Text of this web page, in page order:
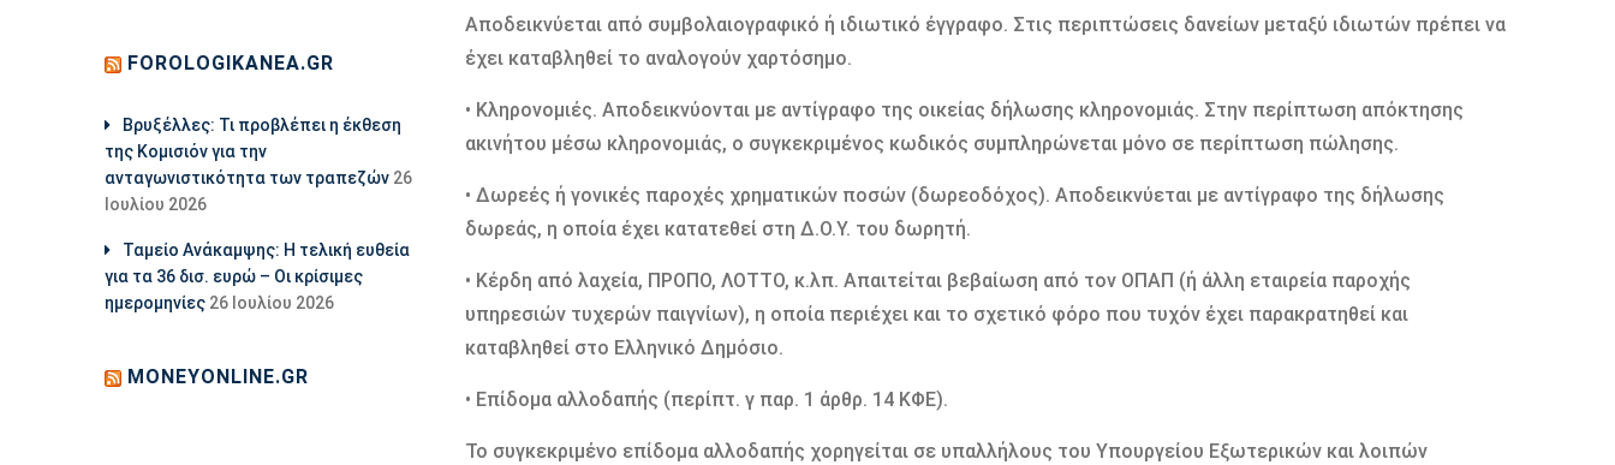
Αποδεικνύεται από συμβολαιογραφικό ή ιδιωτικό έγγραφο. Στις περιπτώσεις δανείων μεταξύ ιδιωτών πρέπει να
έχει καταβληθεί το αναλογούν χαρτόσημο.
• Κληρονομιές. Αποδεικνύονται με αντίγραφο της οικείας δήλωσης κληρονομιάς. Στην περίπτωση απόκτησης
ακινήτου μέσω κληρονομιάς, ο συγκεκριμένος κωδικός συμπληρώνεται μόνο σε περίπτωση πώλησης.
• Δωρεές ή γονικές παροχές χρηματικών ποσών (δωρεοδόχος). Αποδεικνύεται με αντίγραφο της δήλωσης
δωρεάς, η οποία έχει κατατεθεί στη Δ.Ο.Υ. του δωρητή.
• Κέρδη από λαχεία, ΠΡΟΠΟ, ΛΟΤΤΟ, κ.λπ. Απαιτείται βεβαίωση από τον ΟΠΑΠ (ή άλλη εταιρεία παροχής
υπηρεσιών τυχερών παιγνίων), η οποία περιέχει και το σχετικό φόρο που τυχόν έχει παρακρατηθεί και
καταβληθεί στο Ελληνικό Δημόσιο.
• Επίδομα αλλοδαπής (περίπτ. γ παρ. 1 άρθρ. 14 ΚΦΕ).
Το συγκεκριμένο επίδομα αλλοδαπής χορηγείται σε υπαλλήλους του Υπουργείου Εξωτερικών και λοιπών
FOROLOGIKANEA.GR
Βρυξέλλες: Τι προβλέπει η έκθεση
της Κομισιόν για την
ανταγωνιστικότητα των τραπεζών 26
Ιουλίου 2026
Ταμείο Ανάκαμψης: Η τελική ευθεία
για τα 36 δισ. ευρώ – Οι κρίσιμες
ημερομηνίες 26 Ιουλίου 2026
MONEYONLINE.GR